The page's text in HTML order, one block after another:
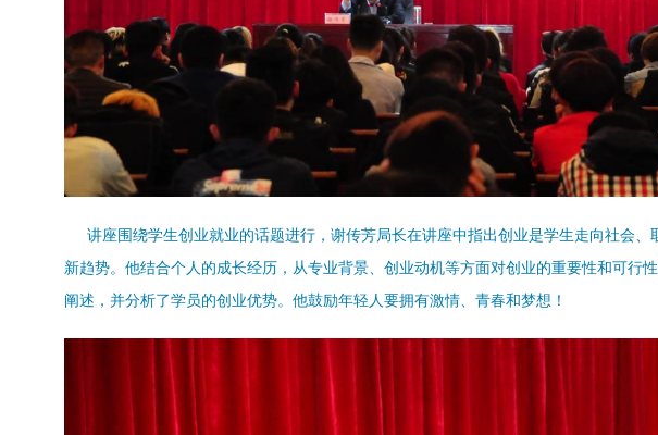
讲座围绕学生创业就业的话题进行， 谢传芳局长在讲座中指出创业是学生走向社会、
新趋势。他结合个人的成长经历，从专业背景、创业动机等方面对创业的重要性和可行
阐述，并分析了学员的创业优势。他鼓励年轻人要拥有激情、青春和梦想！